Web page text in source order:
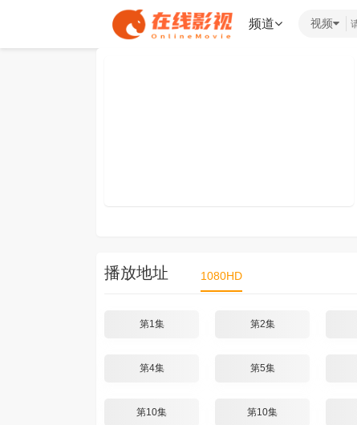
频道 视频
播放地址 1080HD
第1集 第2集
第4集 第5集
第10集 第10集